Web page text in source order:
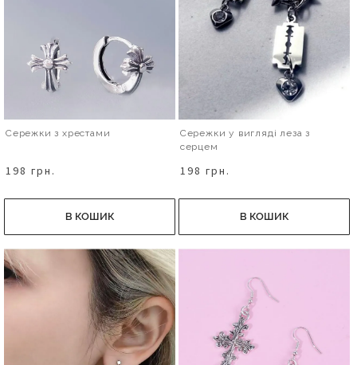
Сережки з хрестами
198 грн.
В КОШИК
Сережки у вигляді леза з
серцем
198 грн.
В КОШИК